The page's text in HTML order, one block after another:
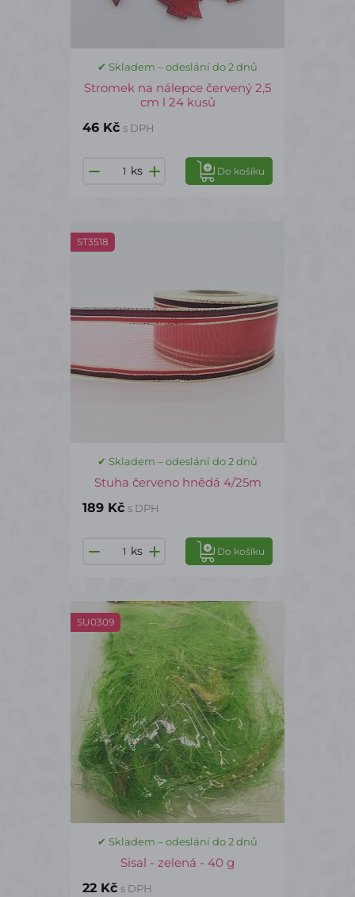
✔ Skladem – odeslání do 2 dnů
Stromek na nálepce červený 2,5
cm l 24 kusů
46 Kč s DPH
ks Do košíku
ST3518
✔ Skladem – odeslání do 2 dnů
Stuha červeno hnědá 4/25m
189 Kč s DPH
ks Do košíku
SU0309
✔ Skladem – odeslání do 2 dnů
Sisal - zelená - 40 g
22 Kč s DPH